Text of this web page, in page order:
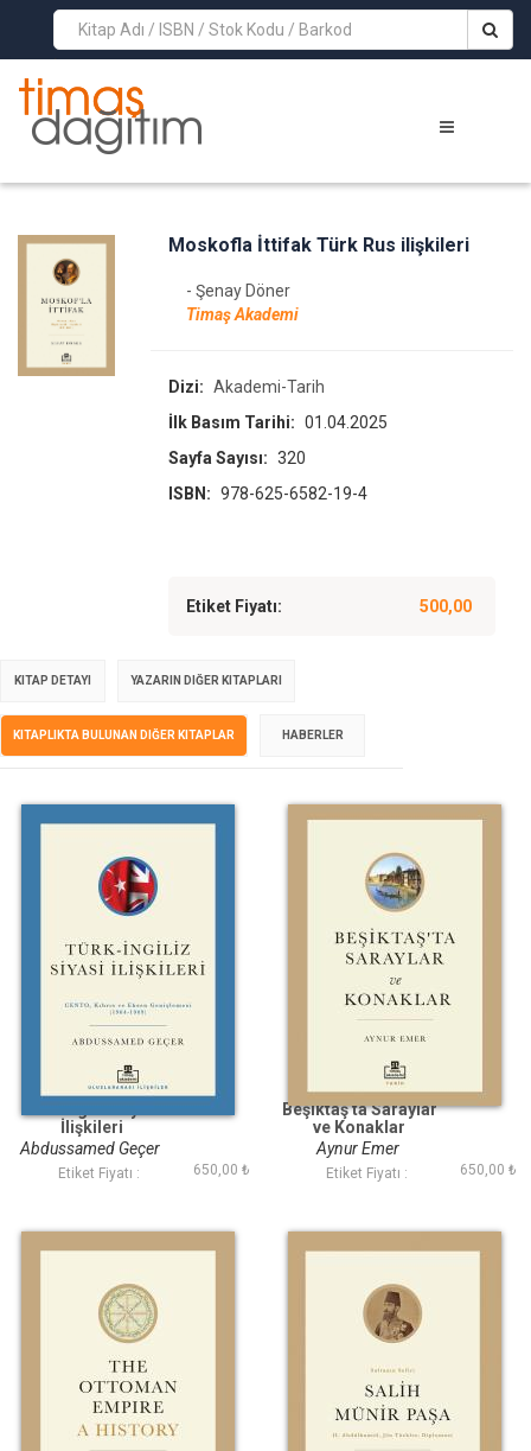
>
Moskofla İttifak Türk Rus ilişkileri
- Şenay Döner
Timaş Akademi
Dizi: Akademi-Tarih
İlk Basım Tarihi: 01.04.2025
Sayfa Sayısı: 320
ISBN: 978-625-6582-19-4
Etiket Fiyatı: 500,00
KITAP DETAYI YAZARIN DIĞER KITAPLARI
KITAPLIKTA BULUNAN DIĞER KITAPLAR HABERLER
İlişkileri
Abdussamed Geçer
Etiket Fiyatı : 650,00 ₺
Beşiktaş ta Saraylar
ve Konaklar
Aynur Emer
Etiket Fiyatı : 650,00 ₺